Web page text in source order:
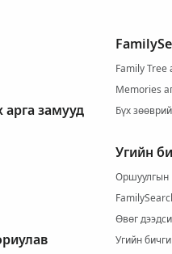
арга замууд
Family Tree
Memories
Бүх
Угийн
Оршуулгын
Өвөг
Угийн